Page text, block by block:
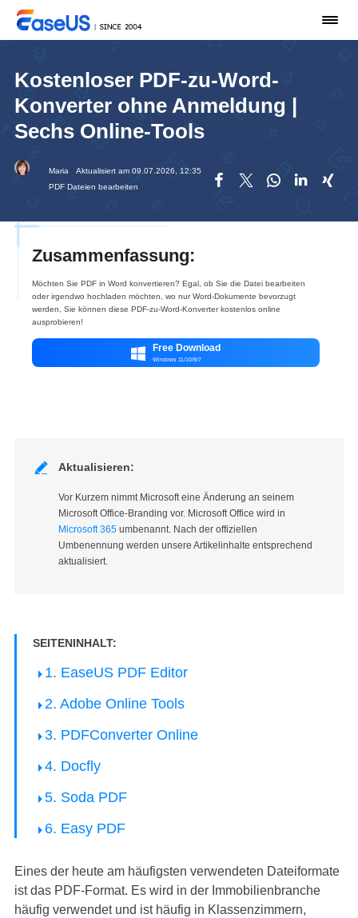
Kostenloser PDF-zu-Word-
Konverter ohne Anmeldung |
Sechs Online-Tools
Maria
Aktualisiert am 09.07.2026, 12:35
PDF Dateien bearbeiten
    
Zusammenfassung:
Möchten Sie PDF in Word konvertieren? Egal, ob Sie die Datei bearbeiten
oder irgendwo hochladen möchten, wo nur Word-Dokumente bevorzugt
werden, Sie können diese PDF-zu-Word-Konverter kostenlos online
ausprobieren!
 Free Download
Windows 11/10/8/7
 Aktualisieren:
Vor Kurzem nimmt Microsoft eine Änderung an seinem
Microsoft Office-Branding vor. Microsoft Office wird in
Microsoft 365umbenannt. Nach der offiziellen
Umbenennung werden unsere Artikelinhalte entsprechend
aktualisiert.
SEITENINHALT:
1. EaseUS PDF Editor
2. Adobe Online Tools
3. PDFConverter Online
4. Docfly
5. Soda PDF
6. Easy PDF
Eines der heute am häufigsten verwendeten Dateiformate
ist das PDF-Format. Es wird in der Immobilienbranche
häufig verwendet und ist häufig in Klassenzimmern,